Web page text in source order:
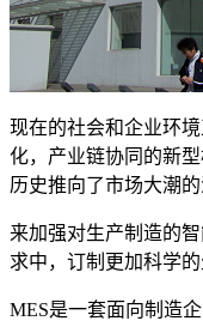
现在的社会和企业环
化，产业链协同的新
历史推向了市场大潮
来加强对生产制造的
求中，订制更加科学
MES是一套面向制造